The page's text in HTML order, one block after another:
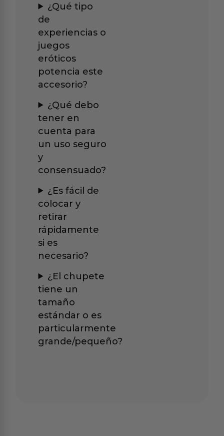
¿Qué tipo
de
experiencias o
juegos
eróticos
potencia este
accesorio?
¿Qué debo
tener en
cuenta para
un uso seguro
y
consensuado?
¿Es fácil de
colocar y
retirar
rápidamente
si es
necesario?
¿El chupete
tiene un
tamaño
estándar o es
particularmente
grande/pequeño?